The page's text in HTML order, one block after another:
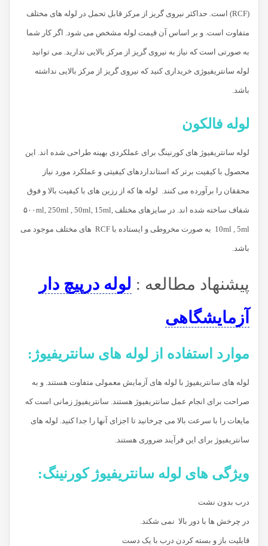
(RCF) است. حداکثر نیروی گریز از مرکز قابل تحمل در لوله های مختلف
متفاوت است. و بر اساس آن قیمت لوله مشخص می شود. اگر کار شما
به صورتی است که نیاز به نیروی گریز از مرکز بالایی ندارید. می توانید
لوله سانتریفیوژی خریداری کنید که نیروی گریز از مرکز بالایی نداشته
باشد.
لوله فالکون
لوله سانتریفیوژ های کورنینگ برای عملکردی بهینه طراحی شده اند. این
محصول با کیفیت برتر که استانداردهای کیفیتی و عملکرد مورد نیاز
محققان را برآورده می کنند. لوله ها که از رزین های با کیفیت بالا و فوق
شفاف ساخته شده اند. در سایزهای مختلف ۵۰۰ml, 250ml , 50ml, 15ml,
10ml , 5ml به صورت مخروطی و ایستاده با RCF های مختلف موجود می
باشد.
پیشنهاد مطالعه : لوله درپیچ دار
آزمایشگاهی
موارد استفاده از لوله های سانتریفیوژ:
لوله های سانتریفیوژ با لوله های آزمایش معمولی متفاوت هستند. و به
صراحت برای انجام عمل سانتریفیوژ هستند. سانتریفیوژ زمانی است که
مایعات را با سرعت بالا می چرخانید تا اجزای آنها را جدا کنید. لوله های
سانتریفیوژ برای این فرآیند ضروری هستند.
ویژگی های لوله سانتریفیوژ کورنینگ:
درب بدون نشت
در چرخش ها با دور بالا نمی شکند.
قابلیت باز و بسته کردن درب با یک دست